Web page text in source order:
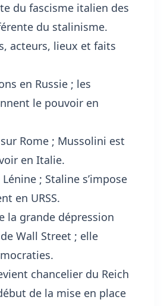
du fascisme italien des
du stalinisme.
acteurs, lieux et faits
en Russie ; les
le pouvoir en
Rome ; Mussolini est
en Italie.
; Staline s’impose
en URSS.
la grande dépression
Wall Street ; elle
chancelier du Reich
de la mise en place